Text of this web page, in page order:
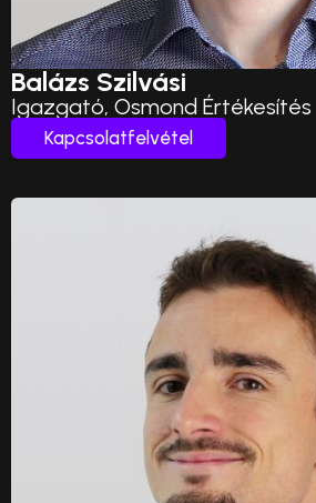
Balázs Szilvási
Igazgató, Osmond Értékesítés
Kapcsolatfelvétel